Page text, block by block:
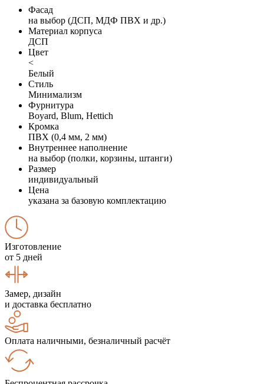
Фасад
на выбор (ДСП, МДФ ПВХ и др.)
Материал корпуса
ДСП
Цвет
<
Белый
Стиль
Минимализм
Фурнитура
Boyard, Blum, Hettich
Кромка
ПВХ (0,4 мм, 2 мм)
Внутреннее наполнение
на выбор (полки, корзины, штанги)
Размер
индивидуальный
Цена
указана за базовую комплектацию
Изготовление
от 5 дней
Замер, дизайн
и доставка бесплатно
Оплата наличными, безналичный расчёт